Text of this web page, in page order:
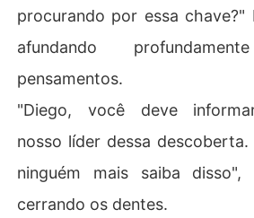
procurando por essa chave?"
afundando
pensamentos.
"Diego, você deve
nosso líder dessa
ninguém mais saiba disso",
cerrando os dentes.